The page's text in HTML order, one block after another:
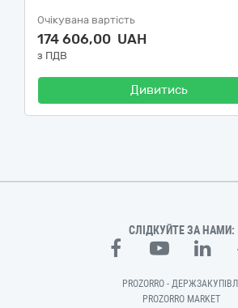
Очікувана вартість
174 606,00 UAH
з ПДВ
Дивитись
СЛІДКУЙТЕ ЗА НАМИ:
PROZORRO - ДЕРЖЗАКУПІВЛІ
PROZORRO MARKET